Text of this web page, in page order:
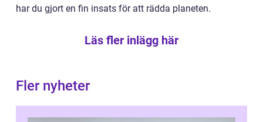
har du gjort en fin insats för att rädda planeten.
Läs fler inlägg här
Fler nyheter